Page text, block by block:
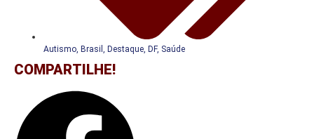
Autismo, Brasil , Destaque, DF, Saúde
COMPARTILHE!